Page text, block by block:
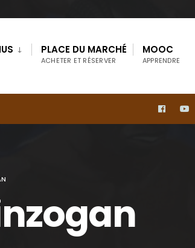
PLACE DU MARCHÉ
ACHETER ET RÉSERVER
MOOC
APPRENDRE